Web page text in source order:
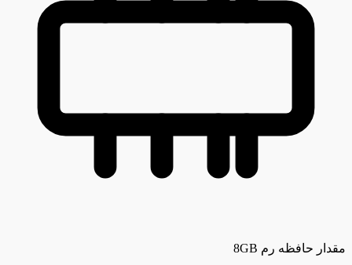
مقدار حافظه رم 8GB